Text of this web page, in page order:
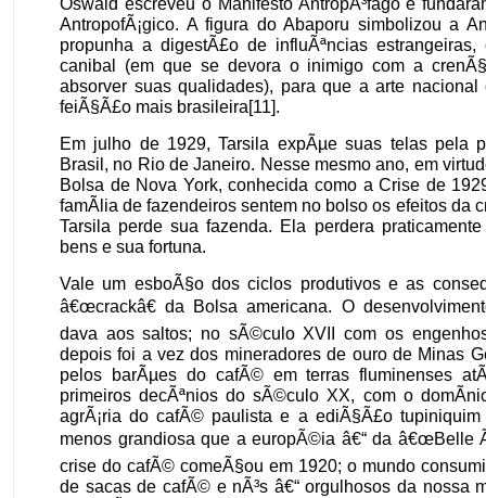
AntropofÃ¡gico. A figura do Abaporu simbolizou a
propunha a digestÃ£o de influÃªncias
canibal (em que se devora o inimigo com a
absorver suas qualidades), para que a arte nacional
feiÃ§Ã£o mais brasileira[11].
Em julho de 1929, Tarsila expÃµe suas telas pela
Brasil, no Rio de Janeiro. Nesse mesmo ano, em
Bolsa de Nova York, conhecida como a Crise de
famÃ­lia de fazendeiros sentem no bolso os efeitos da
Tarsila perde sua fazenda. Ela perdera
bens e sua fortuna.
Vale um esboÃ§o dos ciclos produtivos e as
â€œcrackâ€ da Bolsa americana. O
dava aos saltos; no sÃ©culo XVII com os
depois foi a vez dos mineradores de ouro de Minas
pelos barÃµes do cafÃ© em terras fluminenses
primeiros decÃªnios do sÃ©culo XX, com o
agrÃ¡ria do cafÃ© paulista e a ediÃ§Ã£o tupiniquim
menos grandiosa que a europÃ©ia â€“ da â€œBelle
crise do cafÃ© comeÃ§ou em 1920; o mundo
de sacas de cafÃ© e nÃ³s â€“ orgulhosos da nossa